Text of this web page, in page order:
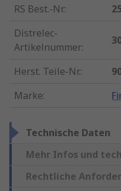
RS Best.-Nr.:
Distrelec-
Artikelnummer:
Herst. Teile-Nr.:
Marke:
Technische Daten
Mehr Infos und
Rechtliche